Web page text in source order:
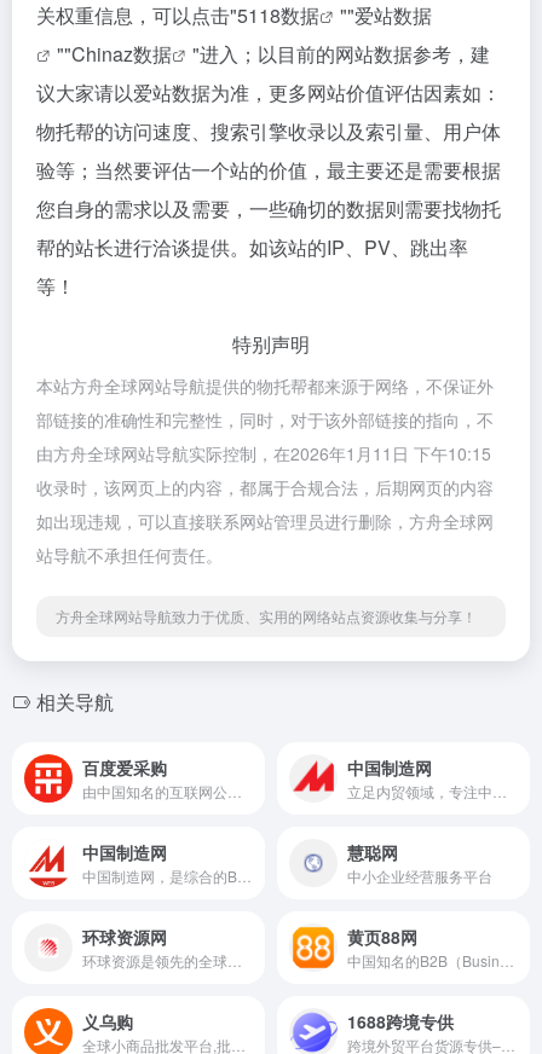
关权重信息，可以点击"5118数据 ""爱站数据
""Chinaz数据
"进入；以目前的网站数据参考，建
议大家请以爱站数据为准，更多网站价值评估因素如：
物托帮的访问速度、搜索引擎收录以及索引量、用户体
验等；当然要评估一个站的价值，最主要还是需要根据
您自身的需求以及需要，一些确切的数据则需要找物托
帮的站长进行洽谈提供。如该站的IP、PV、跳出率
等！
特别声明
本站方舟全球网站导航提供的物托帮都来源于网络，不保证外
部链接的准确性和完整性，同时，对于该外部链接的指向，不
由方舟全球网站导航实际控制，在2026年1月11日 下午10:15
收录时，该网页上的内容，都属于合规合法，后期网页的内容
如出现违规，可以直接联系网站管理员进行删除，方舟全球网
站导航不承担任何责任。
方舟全球网站导航致力于优质、实用的网络站点资源收集与分享！
相关导航
百度爱采购 中国制造网
中国制造网 慧聪网
中小企业经营服务平台
环球资源网 黄页88网
义乌购 1688跨境专供